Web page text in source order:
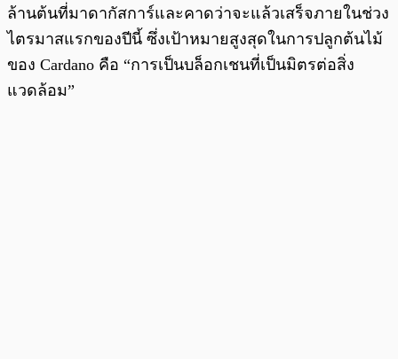
ล้านต้นที่มาดากัสการ์และคาดว่าจะแล้วเสร็จภายในช่วง
ไตรมาสแรกของปีนี้ ซึ่งเป้าหมายสูงสุดในการปลูกต้นไม้
ของ Cardano คือ “การเป็นบล็อกเชนที่เป็นมิตรต่อสิ่ง
แวดล้อม”